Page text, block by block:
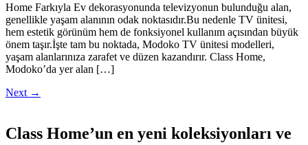
Home Farkıyla Ev dekorasyonunda televizyonun bulunduğu alan,
genellikle yaşam alanının odak noktasıdır.Bu nedenle TV ünitesi,
hem estetik görünüm hem de fonksiyonel kullanım açısından büyük
önem taşır.İşte tam bu noktada, Modoko TV ünitesi modelleri,
yaşam alanlarınıza zarafet ve düzen kazandırır. Class Home,
Modoko’da yer alan […]
Next →
Class Home’un en yeni koleksiyonları ve